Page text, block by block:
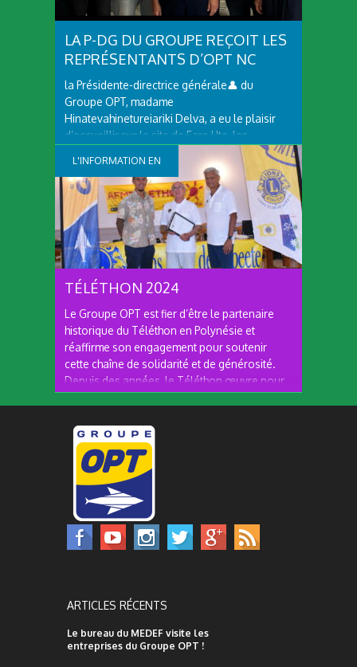
LA P-DG DU GROUPE REÇOIT LES
REPRÉSENTANTS D’OPT NC
la Présidente-directrice générale👤 du
Groupe OPT, madame
Hinatevahinetureiariki Delva, a eu le plaisir
d’accueillir sur le site de Fare Ute, les
dirigeants de l’ OPT Nouvelle-Calédonie : le
président du conseil d'administration,
monsieur Yoann LECOURIEUX et le directeur
des...
L'INFORMATION EN
CONTINUE
TÉLÉTHON 2024
Le Groupe OPT est fier d’être le partenaire
historique du Téléthon en Polynésie et
réaffirme son engagement pour soutenir
cette chaîne de solidarité et de générosité.
Depuis des années, le Téléthon œuvre pour
financer la recherche sur les maladies rares,
ARTICLES RÉCENTS
Le bureau du MEDEF visite les
entreprises du Groupe OPT !